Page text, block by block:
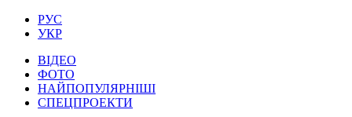
РУС
УКР
ВІДЕО
ФОТО
НАЙПОПУЛЯРНІШІ
СПЕЦПРОЕКТИ